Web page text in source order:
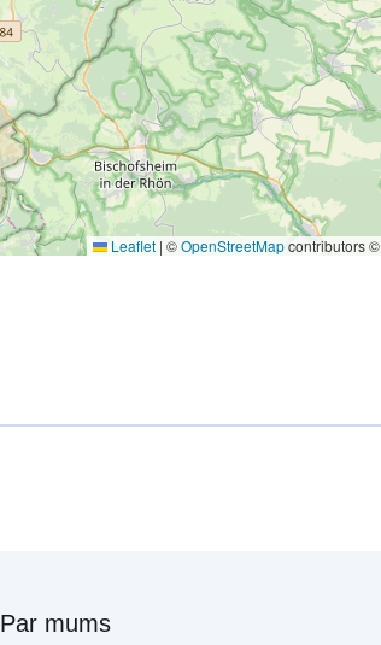
Leaflet | ©OpenStreetMapcontributors ©
Par mums